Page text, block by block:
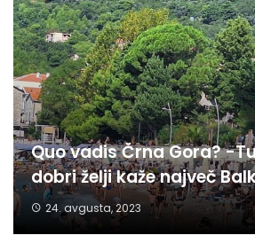
Quo vadis Črna Gora? -
dobri želji kaže največ
24. avgusta, 2023